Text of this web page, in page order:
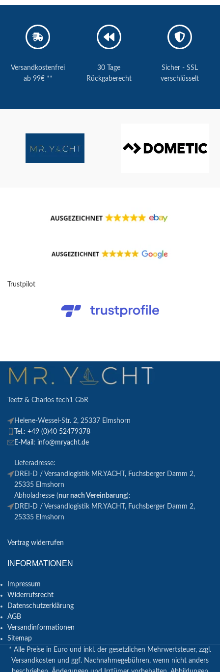
Versandkostenfrei
ab 99€ **
30 Tage
Rückgaberecht
Sicher - SSL
verschlüsselt
Trustpilot
Teetz & Charlos tech1 GbR
Helene-Wessel-Str. 2, 25337 Elmshorn
Tel.: +49 (0)40 52479378
E-Mail: info@mryacht.de
Lieferadresse:
DREI-D / Versandlogistik MR.YACHT, Fuchsberger Damm 2,
25335 Elmshorn
Abholadresse (nur nach Vereinbarung):
DREI-D / Versandlogistik MR.YACHT, Fuchsberger Damm 2,
25335 Elmshorn
Vertrag widerrufen
INFORMATIONEN
Impressum
Widerrufsrecht
Datenschutzerklärung
AGB
Versandinformationen
Sitemap
* Alle Preise in Euro und inkl. der gesetzlichen Mehrwertsteuer, zzgl.
Versandkosten und ggf. Nachnahmegebühren, wenn nicht anders